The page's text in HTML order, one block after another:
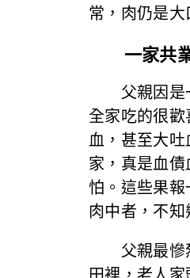
常，肉仍是大
一家共業
父親因是一
全家吃的很
血，甚至大
家，真是血
怕。這些果
肉中者，不知
父親最慘烈